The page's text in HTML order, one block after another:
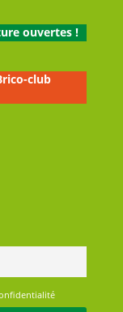
ouvertes !
club